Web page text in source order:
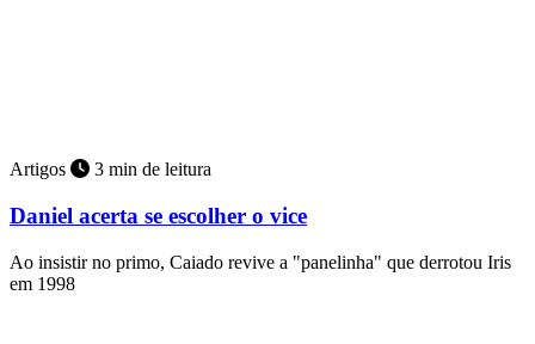
Artigos 3 min de leitura
Daniel acerta se escolher o vice
Ao insistir no primo, Caiado revive a "panelinha" que derrotou Iris
em 1998